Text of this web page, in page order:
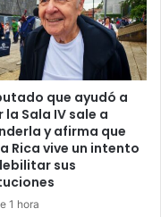
que ayudó a
la Sala IV sale a
y afirma que
Rica vive un intento
sus
1 hora